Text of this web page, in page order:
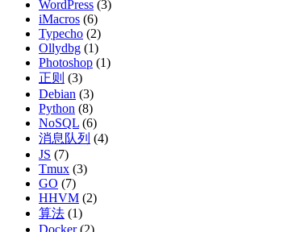
WordPress (3)
iMacros (6)
Typecho (2)
Ollydbg (1)
Photoshop (1)
正则 (3)
Debian (3)
Python (8)
NoSQL (6)
消息队列 (4)
JS (7)
Tmux (3)
GO (7)
HHVM (2)
算法 (1)
Docker(2)